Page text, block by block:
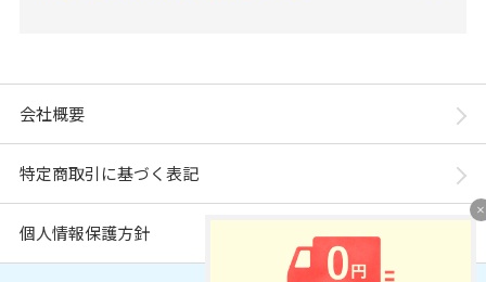
会社概要
特定商取引に基づく表記
個人情報保護方針